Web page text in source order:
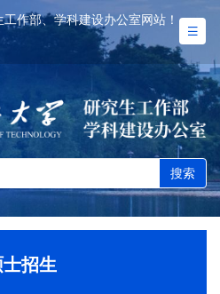
作部、学科建设办公室网站！
搜索
招生